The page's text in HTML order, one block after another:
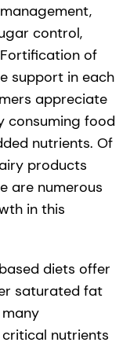
control,
of
support in each
appreciate
consuming food
nutrients. Of
products
are numerous
in this
diets offer
saturated fat
nutrients